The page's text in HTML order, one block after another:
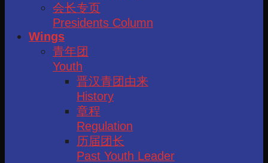
会长专页
Presidents Column
Wings
青年团
Youth
晋汉青团由来
History
章程
Regulation
历届团长
Past Youth Leader